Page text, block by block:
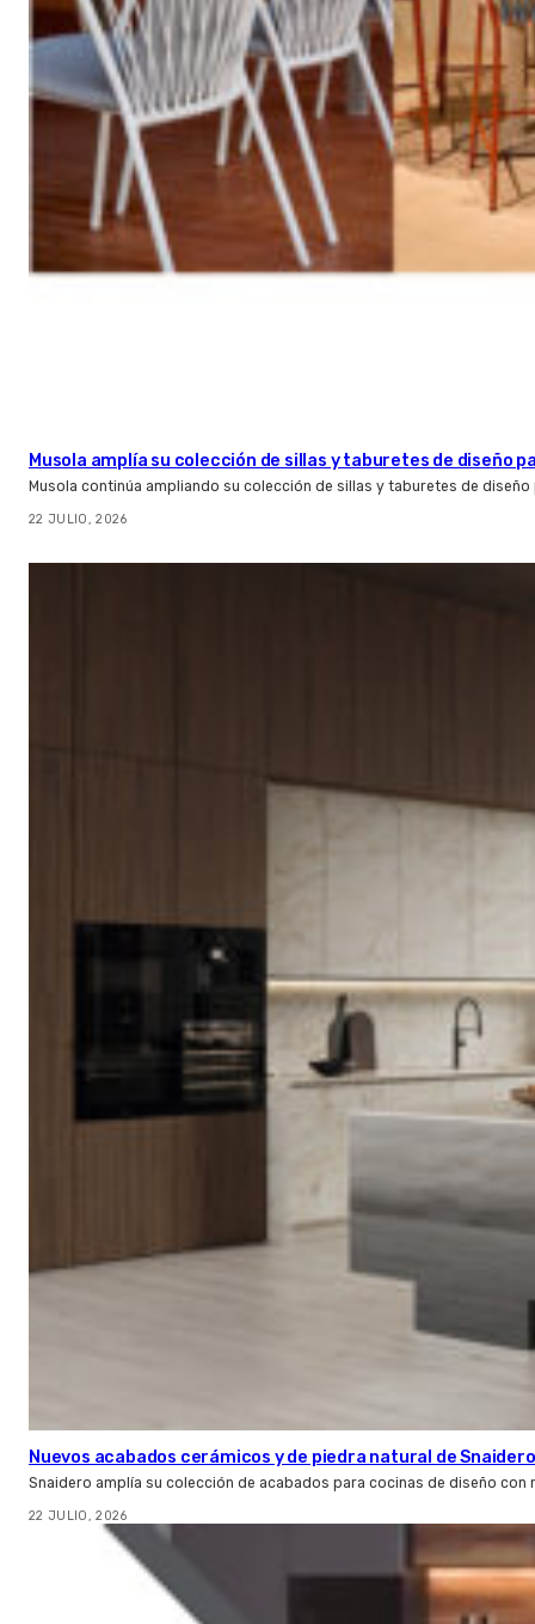
Musola amplía su colección de sillas y taburetes de diseño
Musola continúa ampliando su colección de sillas y taburetes de
22 JULIO, 2026
Nuevos acabados cerámicos y de piedra natural de Snaidero
Snaidero amplía su colección de acabados para cocinas de diseño
22 JULIO, 2026